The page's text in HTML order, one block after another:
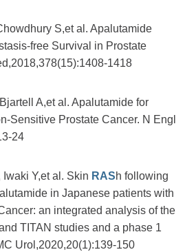
S,et al. Apalutamide
free Survival in Prostate
1418
A,et al. Apalutamide for
Sensitive Prostate Cancer. N Engl
24
Y,et al. Skin RASh following
in Japanese patients with
an integrated analysis of the
TITAN studies and a phase 1
Urol,2020,20(1):139-150